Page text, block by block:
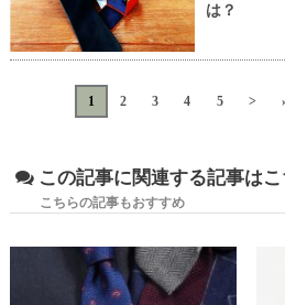
は？
1 2 3 4 5 >
この記事に関連する記事はこ
こちらの記事もおすすめ